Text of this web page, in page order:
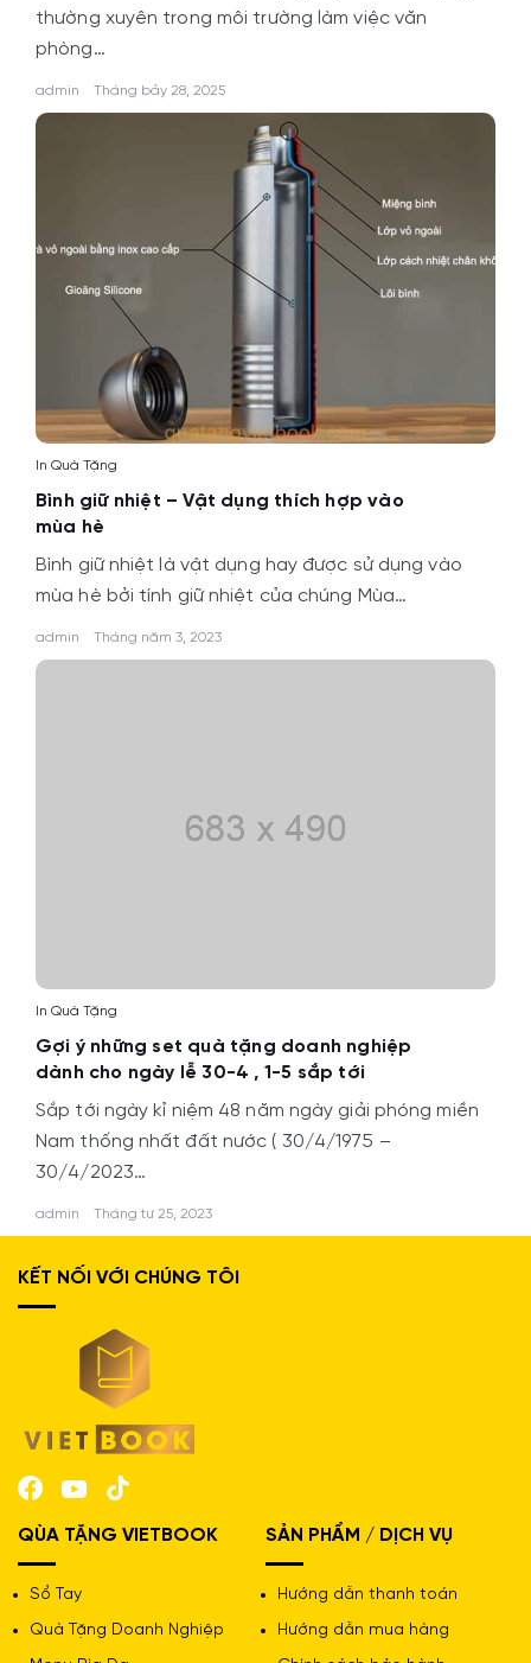
thường xuyên trong môi trường làm việc văn
phòng…
admin Tháng bảy 28, 2025
In Quà Tặng
Bình giữ nhiệt – Vật dụng thích hợp vào
mùa hè
Bình giữ nhiệt là vật dụng hay được sử dụng vào
mùa hè bởi tính giữ nhiệt của chúng Mùa…
admin Tháng năm 3, 2023
In Quà Tặng
Gợi ý những set quà tặng doanh nghiệp
dành cho ngày lễ 30-4 , 1-5 sắp tới
Sắp tới ngày kỉ niệm 48 năm ngày giải phóng miền
Nam thống nhất đất nước ( 30/4/1975 –
30/4/2023…
admin Tháng tư 25, 2023
KẾT NỐI VỚI CHÚNG TÔI
QÙA TẶNG VIETBOOK
Sổ Tay
Quà Tặng Doanh Nghiệp
SẢN PHẨM / DỊCH VỤ
Hướng dẫn thanh toán
Hướng dẫn mua hàng